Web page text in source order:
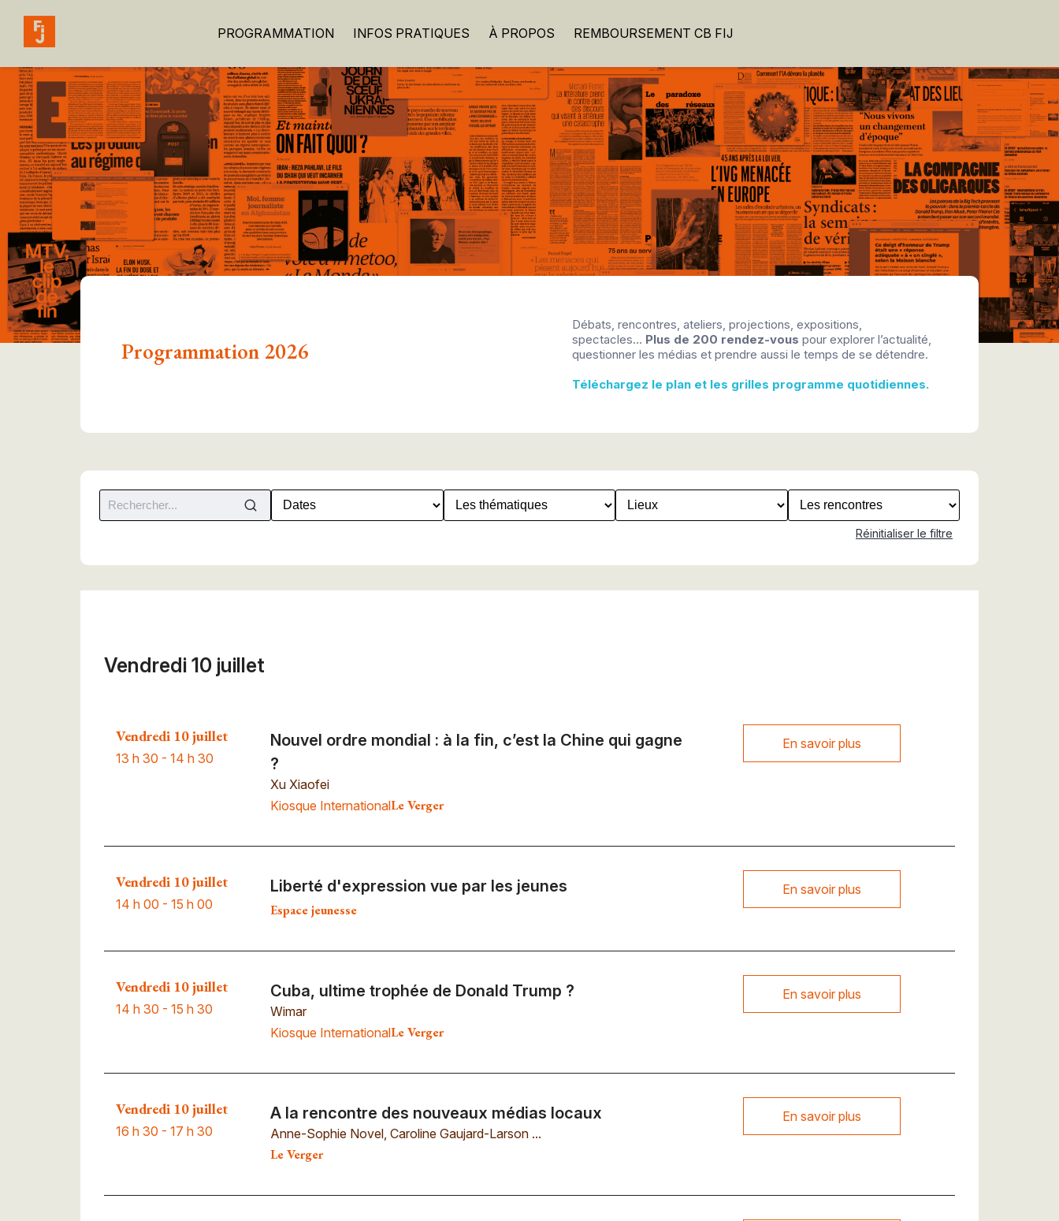
PROGRAMMATION INFOS PRATIQUES À PROPOS REMBOURSEMENT CB FIJ
Programmation 2026
Débats, rencontres, ateliers, projections, expositions,
spectacles… Plus de 200 rendez-vous pour explorer l’actualité,
questionner les médias et prendre aussi le temps de se détendre.
Téléchargez le plan et les grilles programme quotidiennes.
Réinitialiser le filtre
Vendredi 10 juillet
Vendredi 10 juillet
13 h 30 - 14 h 30
Nouvel ordre mondial : à la fin, c’est la Chine qui gagne
?
Xu Xiaofei
Kiosque InternationalLe Verger
En savoir plus
Vendredi 10 juillet
14 h 00 - 15 h 00
Liberté d'expression vue par les jeunes
Espace jeunesse
En savoir plus
Vendredi 10 juillet
14 h 30 - 15 h 30
Cuba, ultime trophée de Donald Trump ?
Wimar
Kiosque InternationalLe Verger
En savoir plus
Vendredi 10 juillet
16 h 30 - 17 h 30
A la rencontre des nouveaux médias locaux
Anne-Sophie Novel, Caroline Gaujard-Larson...
Le Verger
En savoir plus